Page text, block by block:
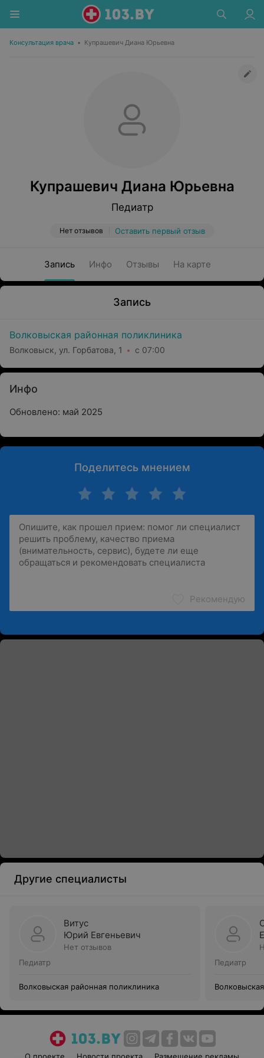
Консультация врача • Купрашевич Диана Юрьевна
Купрашевич Диана Юрьевна
Педиатр
Нет отзывов Оставить первый отзыв
Запись Инфо Отзывы На карте
Запись
Волковыская районная поликлиника
Волковыск, ул. Горбатова, 1 с 07:00
Инфо
Обновлено: май 2025
Поделитесь мнением
Рекомендую
Другие специалисты
Витус
Юрий Евгеньевич
Нет отзывов
Педиатр
Волковыская районная поликлиника
Педиатр